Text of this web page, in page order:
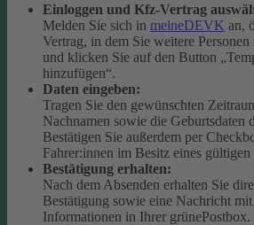
Einloggen und Kfz-Vertrag
Melden Sie sich in meineDEVK an,
Vertrag, in dem Sie weitere
und klicken Sie auf den Button
hinzufügen“.
Daten eingeben:
Tragen Sie den gewünschten
Nachnamen sowie die Geburtsdaten
Bestätigen Sie außerdem per
Fahrer:innen im Besitz eines gültigen
Bestätigung erhalten:
Nach dem Absenden erhalten Sie
Bestätigung sowie eine Nachricht
Informationen in Ihrer grünePostbox.